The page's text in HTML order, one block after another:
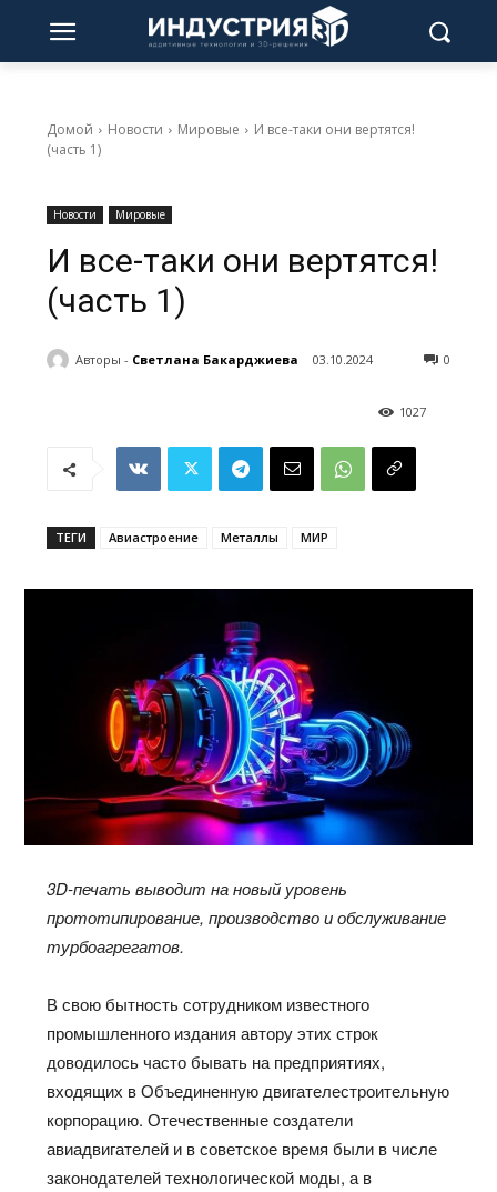
Домой Новости Мировые
И все-таки они вертятся!
(часть 1)
Новости Мировые
И все-таки они вертятся!
(часть 1)
Авторы - Светлана Бакарджиева 03.10.2024 0
1027
ТЕГИ Авиастроение Металлы МИР
3D-печать выводит на новый уровень
прототипирование, производство и обслуживание
турбоагрегатов.
В свою бытность сотрудником известного
промышленного издания автору этих строк
доводилось часто бывать на предприятиях,
входящих в Объединенную двигателестроительную
корпорацию. Отечественные создатели
авиадвигателей и в советское время были в числе
законодателей технологической моды, а в